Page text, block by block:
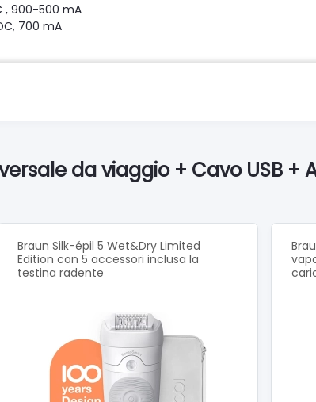
, 900-500 mA
700 mA
, 500-250 mA
mA
da viaggio + Cavo USB +
Braun Silk-épil 5 Wet&Dry Limited
Edition con 5 accessori inclusa la
testina radente